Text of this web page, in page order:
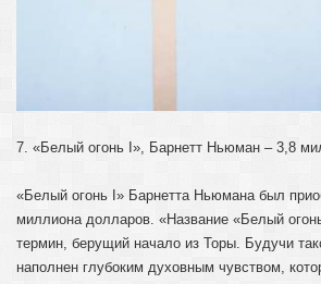
7. «Белый огонь I», Барнетт Ньюман – 3,8
«Белый огонь I» Барнетта Ньюмана был
миллиона долларов. «Название «Белый
термин, берущий начало из Торы. Будучи
наполнен глубоким духовным чувством,